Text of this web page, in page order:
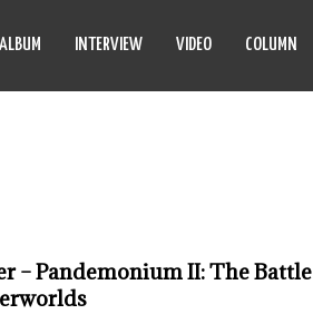
ALBUM INTERVIEW VIDEO COLUMN
– Pandemonium II: The Battle